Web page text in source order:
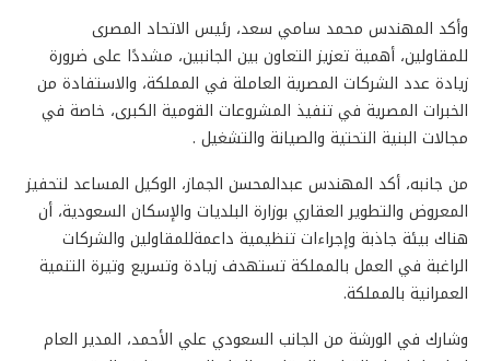
وأكد المهندس محمد سامي سعد، رئيس الاتحاد المصرى
للمقاولين، أهمية تعزيز التعاون بين الجانبين، مشددًا على ضرورة
زيادة عدد الشركات المصرية العاملة في المملكة، والاستفادة من
الخبرات المصرية في تنفيذ المشروعات القومية الكبرى، خاصة في
مجالات البنية التحتية والصيانة والتشغيل .
من جانبه، أكد المهندس عبدالمحسن الجماز، الوكيل المساعد لتحفيز
المعروض والتطوير العقاري بوزارة البلديات والإسكان السعودية، أن
هناك بيئة جاذبة وإجراءات تنظيمية داعمةللمقاولين والشركات
الراغبة في العمل بالمملكة تستهدف زيادة وتسريع وتيرة التنمية
العمرانية بالمملكة.
وشارك في الورشة من الجانب السعودي علي الأحمد، المدير العام